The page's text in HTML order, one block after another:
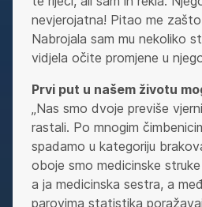
nevjerojatna! Pitao me
Nabrojala sam mu nekoliko
vidjela očite promjene u
Prvi put u našem životu
„Nas smo dvoje previše
rastali. Po mnogim
spadamo u kategoriju
oboje smo medicinske
a ja medicinska sestra, a
parovima statistika